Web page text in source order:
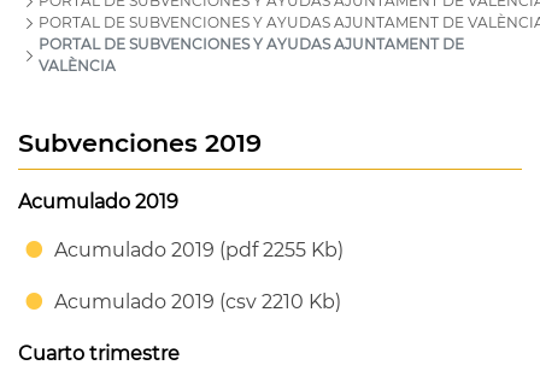
PORTAL DE SUBVENCIONES Y AYUDAS AJUNTAMENT DE
PORTAL DE SUBVENCIONES Y AYUDAS AJUNTAMENT DE
VALÈNCIA
Subvenciones 2019
Acumulado 2019
Acumulado 2019 (pdf 2255 Kb)
Acumulado 2019 (csv 2210 Kb)
Cuarto trimestre